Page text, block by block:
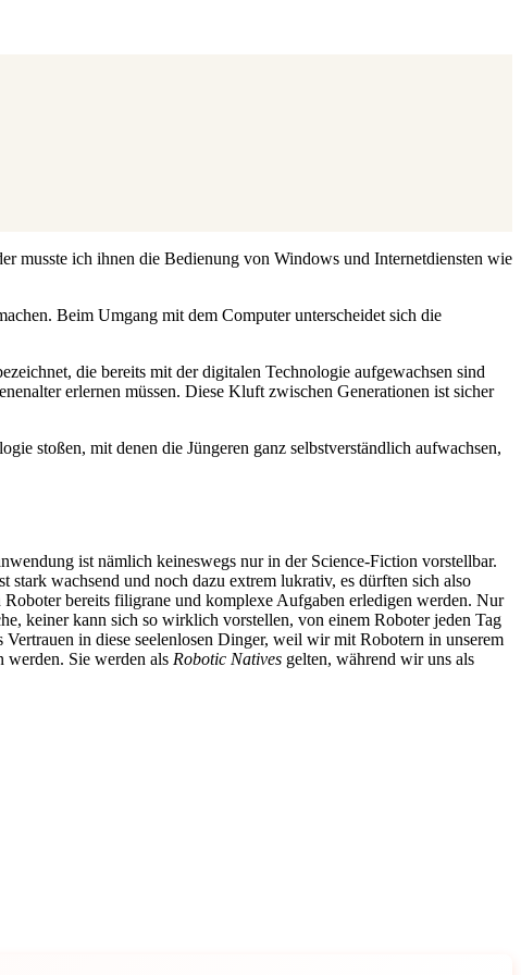
musste ich ihnen die Bedienung von Windows und Internetdiensten wie
Beim Umgang mit dem Computer unterscheidet sich die
die bereits mit der digitalen Technologie aufgewachsen sind
erlernen müssen. Diese Kluft zwischen Generationen ist sicher
stoßen, mit denen die Jüngeren ganz selbstverständlich aufwachsen,
ist nämlich keineswegs nur in der Science-Fiction vorstellbar.
wachsend und noch dazu extrem lukrativ, es dürften sich also
bereits filigrane und komplexe Aufgaben erledigen werden. Nur
keiner kann sich so wirklich vorstellen, von einem Roboter jeden Tag
in diese seelenlosen Dinger, weil wir mit Robotern in unserem
werden. Sie werden als Robotic Natives gelten, während wir uns als